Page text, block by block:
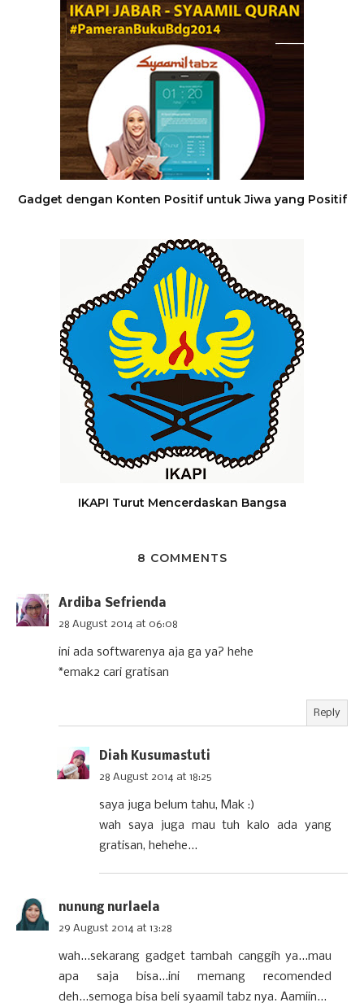
Gadget dengan Konten Positif untuk Jiwa yang Positif
IKAPI Turut Mencerdaskan Bangsa
8 COMMENTS
Ardiba Sefrienda
28 August 2014 at 06:08
ini ada softwarenya aja ga ya? hehe
*emak2 cari gratisan
Reply
Diah Kusumastuti
28 August 2014 at 18:25
saya juga belum tahu, Mak :)
wah saya juga mau tuh kalo ada yang
gratisan, hehehe...
nunung nurlaela
29 August 2014 at 13:28
wah...sekarang gadget tambah canggih ya...mau
apa saja bisa...ini memang recomended
deh...semoga bisa beli syaamil tabz nya. Aamiin...